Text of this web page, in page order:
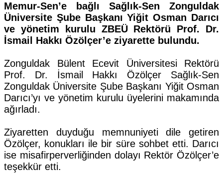
Memur-Sen’e bağlı Sağlık-Sen Zonguldak
Üniversite Şube Başkanı Yiğit Osman Darıcı
ve yönetim kurulu ZBEÜ Rektörü Prof. Dr.
İsmail Hakkı Özölçer’e ziyarette bulundu.
Zonguldak Bülent Ecevit Üniversitesi Rektörü
Prof. Dr. İsmail Hakkı Özölçer Sağlık-Sen
Zonguldak Üniversite Şube Başkanı Yiğit Osman
Darıcı’yı ve yönetim kurulu üyelerini makamında
ağırladı.
Ziyaretten duyduğu memnuniyeti dile getiren
Özölçer, konukları ile bir süre sohbet etti. Darıcı
ise misafirperverliğinden dolayı Rektör Özölçer’e
teşekkür etti.